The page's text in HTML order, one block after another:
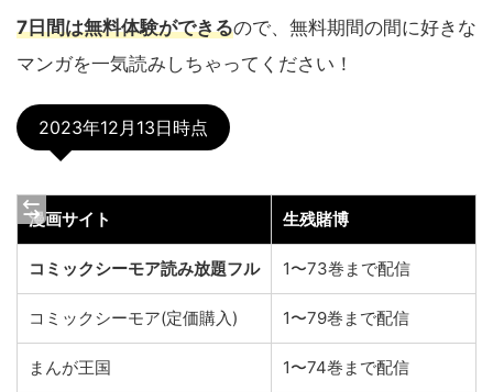
7日間は無料体験ができるので、無料期間の間に好きな
マンガを一気読みしちゃってください！
2023年12月13日時点
漫画サイト 生残賭博
コミックシーモア読み放題フル 1〜73巻まで配信
コミックシーモア(定価購入) 1〜79巻まで配信
まんが王国 1〜74巻まで配信